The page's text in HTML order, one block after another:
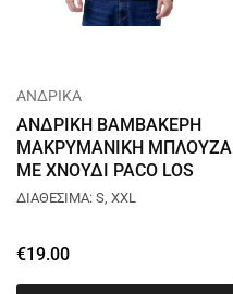
ΑΝΔΡΙΚΑ
ΑΝΔΡΙΚΗ ΒΑΜΒΑΚΕΡΗ
ΜΑΚΡΥΜΑΝΙΚΗ ΜΠΛΟΥΖΑ
ΜΕ ΧΝΟΥΔΙ PACO LOS
ANGELES ΚΑΦΕ 2581057
ΔΙΑΘΕΣΙΜΑ: S, XXL
€19.00